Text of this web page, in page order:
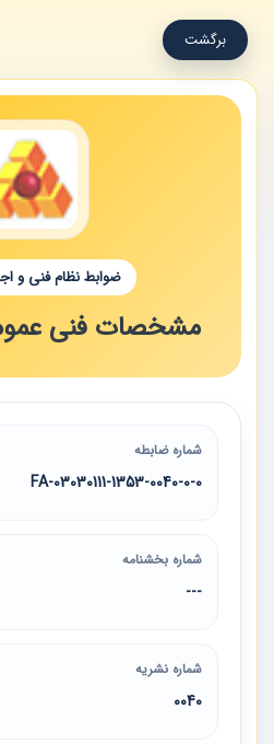
برگشت
ضوابط نظام فنی و
مشخصات فنی
شماره ضابطه
03030111-1353-0040-0-0-FA
شماره بخشنامه
---
شماره نشریه
0040